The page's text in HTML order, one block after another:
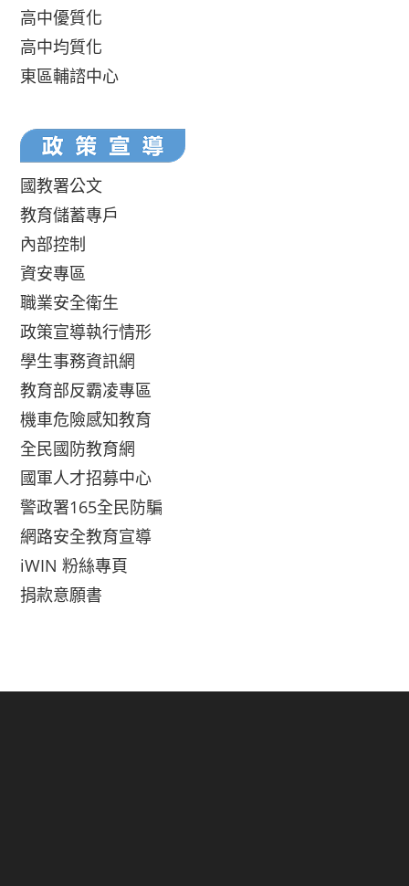
高中優質化
高中均質化
東區輔諮中心
國教署公文
教育儲蓄專戶
內部控制
資安專區
職業安全衛生
政策宣導執行情形
學生事務資訊網
教育部反霸凌專區
機車危險感知教育
全民國防教育網
國軍人才招募中心
警政署165全民防騙
網路安全教育宣導
iWIN 粉絲專頁
捐款意願書